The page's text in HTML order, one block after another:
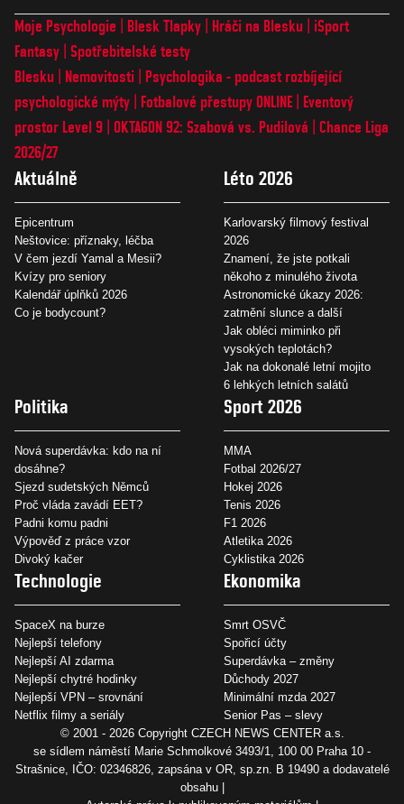
Moje Psychologie Blesk Tlapky Hráči na Blesku
iSport
Fantasy Spotřebitelské testy
Blesku
Nemovitosti
Psychologika - podcast rozbíjející
psychologické mýty
Fotbalové přestupy ONLINE
Eventový
prostor Level 9 OKTAGON 92: Szabová vs. Pudilová
Chance Liga
2026/27
Aktuálně
Epicentrum
Neštovice: příznaky, léčba
V čem jezdí Yamal a Mesii?
Kvízy pro seniory
Kalendář úplňků 2026
Co je bodycount?
Léto 2026
Karlovarský filmový festival
2026
Znamení, že jste potkali
někoho z minulého života
Astronomické úkazy 2026:
zatmění slunce a další
Jak obléci miminko při
vysokých teplotách?
Jak na dokonalé letní mojito
6 lehkých letních salátů
Politika
Nová superdávka: kdo na ní
dosáhne?
Sjezd sudetských Němců
Proč vláda zavádí EET?
Padni komu padni
Výpověď z práce vzor
Divoký kačer
Sport 2026
MMA
Fotbal 2026/27
Hokej 2026
Tenis 2026
F1 2026
Atletika 2026
Cyklistika 2026
Technologie
SpaceX na burze
Nejlepší telefony
Nejlepší AI zdarma
Nejlepší chytré hodinky
Nejlepší VPN – srovnání
Netflix filmy a seriály
Ekonomika
Smrt OSVČ
Spořicí účty
Superdávka – změny
Důchody 2027
Minimální mzda 2027
Senior Pas – slevy
© 2001 - 2026 Copyright CZECH NEWS CENTER a.s.
se sídlem náměstí Marie Schmolkové 3493/1, 100 00 Praha 10 -
Strašnice, IČO: 02346826, zapsána v OR, sp.zn. B 19490 a dodavatelé
obsahu